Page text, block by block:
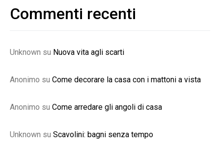
Commenti recenti
Unknown su Nuova vita agli scarti
Anonimo su Come decorare la casa con i mattoni a vista
Anonimo su Come arredare gli angoli di casa
Unknown su Scavolini: bagni senza tempo